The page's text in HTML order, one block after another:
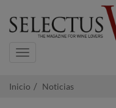
Navigation
Inicio Noticias